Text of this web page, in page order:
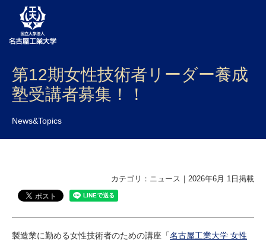
大学案内
学部・大学院・センター
入試
国際交流
第12期女性技術者リーダー養成
塾受講者募集！！
News&Topics
カテゴリ：ニュース｜2026年6月 1日掲載
製造業に勤める女性技術者のための講座「名古屋工業大学 女性